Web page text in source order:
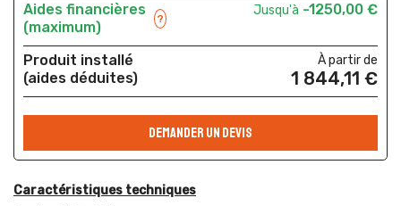
Aides financières
(maximum)
?
Jusqu'à -1250,00 €
Produit installé
(aides déduites)
À partir de
1 844,11 €
DEMANDER UN DEVIS
Caractéristiques techniques